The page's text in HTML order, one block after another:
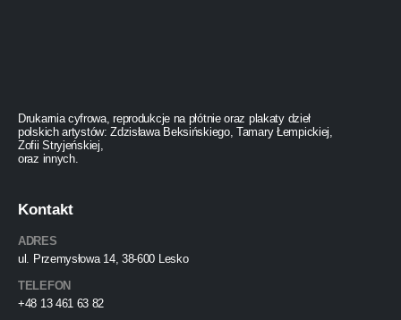
Drukarnia cyfrowa, reprodukcje na płótnie oraz plakaty dzieł
polskich artystów: Zdzisława Beksińskiego, Tamary Łempickiej,
Zofii Stryjeńskiej,
oraz innych.
Kontakt
ADRES
ul. Przemysłowa 14, 38-600 Lesko
TELEFON
+48 13 461 63 82